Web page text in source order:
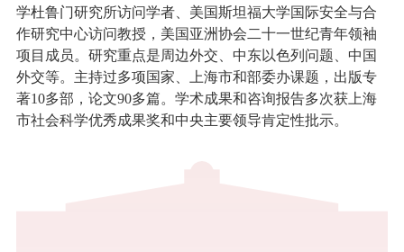
学杜鲁门研究所访问学者、美国斯坦福大学国际安全与合
作研究中心访问教授，美国亚洲协会二十一世纪青年领袖
项目成员。研究重点是周边外交、中东以色列问题、中国
外交等。主持过多项国家、上海市和部委办课题，出版专
著10多部，论文90多篇。学术成果和咨询报告多次获上海
市社会科学优秀成果奖和中央主要领导肯定性批示。